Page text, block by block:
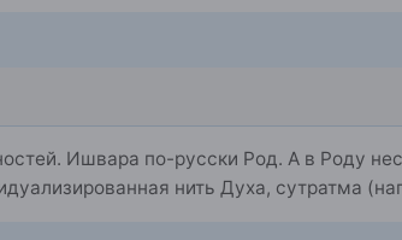
Ишвара по-русски Род. А в Роду
нить Духа, сутратма